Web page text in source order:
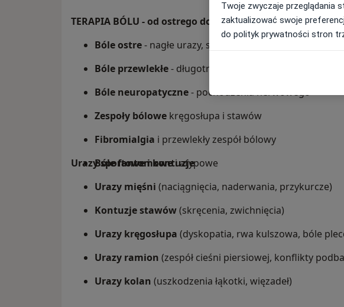
TERAPIA BÓLU - od ostrego do przewlekłego
Bóle ostre- nagłe urazy, skurcze, stany zapalne
Bóle przewlekłe- długotrwałe dolegliwości powyżej 3
Bóle neuropatyczne- pochodzenia nerwowego
Zespoły bólowe kręgosłupa i stawów
Fibromialgia i przewlekły zespół bólowy
Bóle fantomowei atypowe
Urazy sportowe i kontuzje
Urazy mięśni (naciągnięcia, naderwania, przykurcze)
Kontuzje stawów(skręcenia, zwichnięcia)
Urazy kręgosłupa (dyskopatia, rwa kulszowa, bóle
Urazy ramion (zespół cieśni piersiowej, konflikty
Urazy kolan (uszkodzenia łąkotki, więzadeł)
Twoje zwyczaje przeglądania
zaktualizować swoje
do polityk prywatności stron